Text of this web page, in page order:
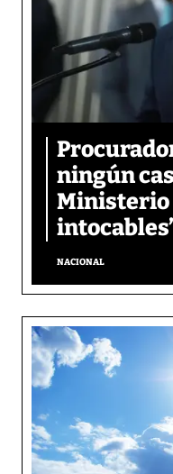
ningún
Ministerio
intocables’
NACIONAL